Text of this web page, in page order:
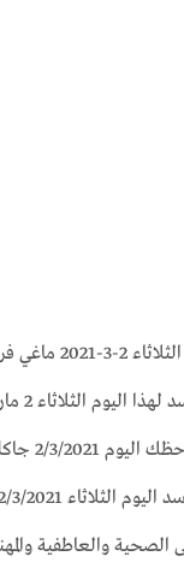
اليوم الثلاثاء 2/3/2021